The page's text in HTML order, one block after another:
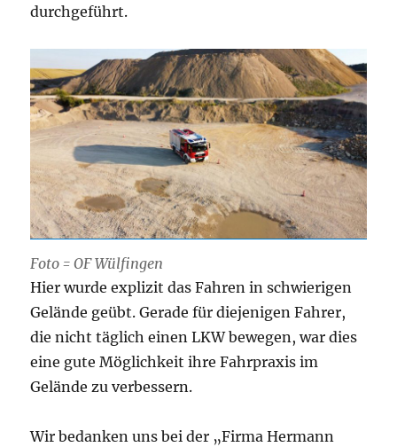
durchgeführt.
Foto = OF Wülfingen
Hier wurde explizit das Fahren in schwierigen
Gelände geübt. Gerade für diejenigen Fahrer,
die nicht täglich einen LKW bewegen, war dies
eine gute Möglichkeit ihre Fahrpraxis im
Gelände zu verbessern.
Wir bedanken uns bei der „Firma Hermann